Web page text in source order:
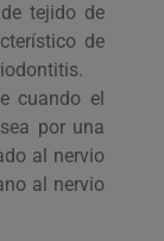
tejido de
de
cuando el
por una
al nervio
al nervio